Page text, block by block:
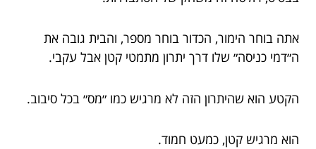
אתה בוחר הימור, הכדור בוחר מספר, והבית גובה את
ה״דמי כניסה״ שלו דרך יתרון מתמטי קטן אבל עקבי.
הקטע הוא שהיתרון הזה לא מרגיש כמו ״מס״ בכל סיבוב.
הוא מרגיש קטן, כמעט חמוד.